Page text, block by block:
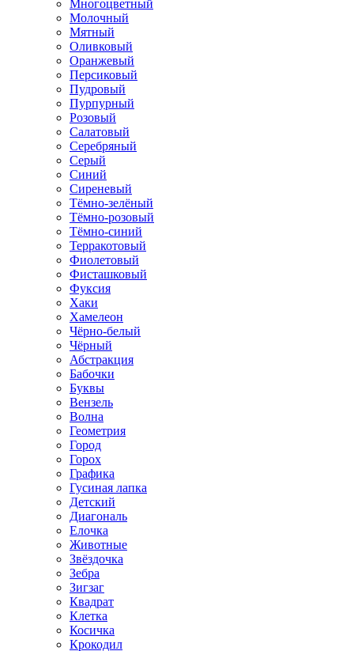
Многоцветный
Молочный
Мятный
Оливковый
Оранжевый
Персиковый
Пудровый
Пурпурный
Розовый
Салатовый
Серебряный
Серый
Синий
Сиреневый
Тёмно-зелёный
Тёмно-розовый
Тёмно-синий
Терракотовый
Фиолетовый
Фисташковый
Фуксия
Хаки
Хамелеон
Чёрно-белый
Чёрный
Абстракция
Бабочки
Буквы
Вензель
Волна
Геометрия
Город
Горох
Графика
Гусиная лапка
Детский
Диагональ
Елочка
Животные
Звёздочка
Зебра
Зигзаг
Квадрат
Клетка
Косичка
Крокодил